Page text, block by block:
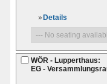
Details
WÖR - Lupperthaus:
EG -